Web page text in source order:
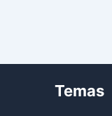
Temas